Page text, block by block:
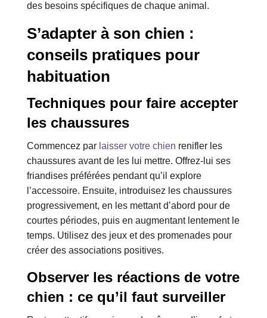
des besoins spécifiques de chaque animal.
S’adapter à son chien :
conseils pratiques pour
habituation
Techniques pour faire accepter
les chaussures
Commencez par laisser votre chien renifler les
chaussures avant de les lui mettre. Offrez-lui ses
friandises préférées pendant qu’il explore
l’accessoire. Ensuite, introduisez les chaussures
progressivement, en les mettant d’abord pour de
courtes périodes, puis en augmentant lentement le
temps. Utilisez des jeux et des promenades pour
créer des associations positives.
Observer les réactions de votre
chien : ce qu’il faut surveiller